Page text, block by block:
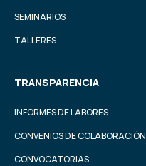
SEMINARIOS
TALLERES
TRANSPARENCIA
INFORMES DE LABORES
CONVENIOS DE COLABORACIÓN
CONVOCATORIAS